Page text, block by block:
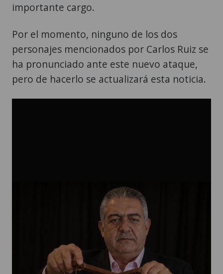
importante cargo.
Por el momento, ninguno de los dos
personajes mencionados por Carlos Ruiz se
ha pronunciado ante este nuevo ataque,
pero de hacerlo se actualizará esta noticia.